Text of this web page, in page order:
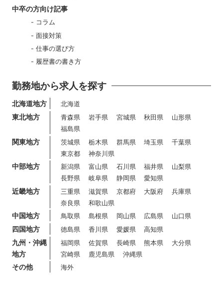
中卒の方向け記事
コラム
面接対策
仕事の選び方
履歴書の書き方
勤務地から求人を探す
北海道地方 北海道
東北地方 青森県 岩手県 宮城県 秋田県
山形県
福島県
関東地方 茨城県 栃木県 群馬県 埼玉県
千葉県
東京都
神奈川県
中部地方 新潟県 富山県 石川県 福井県
山梨県
長野県
岐阜県 静岡県 愛知県
近畿地方 三重県 滋賀県 京都府 大阪府
兵庫県
奈良県
和歌山県
中国地方 鳥取県 島根県 岡山県 広島県 山口県
四国地方 徳島県 香川県 愛媛県 高知県
九州・沖縄
地方
福岡県 佐賀県 長崎県 熊本県
大分県
宮崎県
鹿児島県 沖縄県
その他 海外